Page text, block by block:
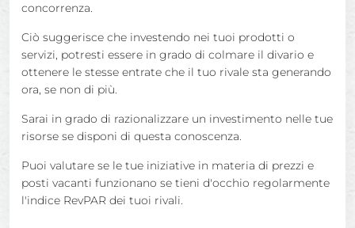
concorrenza.
Ciò suggerisce che investendo nei tuoi prodotti o
servizi, potresti essere in grado di colmare il divario e
ottenere le stesse entrate che il tuo rivale sta generando
ora, se non di più.
Sarai in grado di razionalizzare un investimento nelle tue
risorse se disponi di questa conoscenza.
Puoi valutare se le tue iniziative in materia di prezzi e
posti vacanti funzionano se tieni d'occhio regolarmente
l'indice RevPAR dei tuoi rivali.